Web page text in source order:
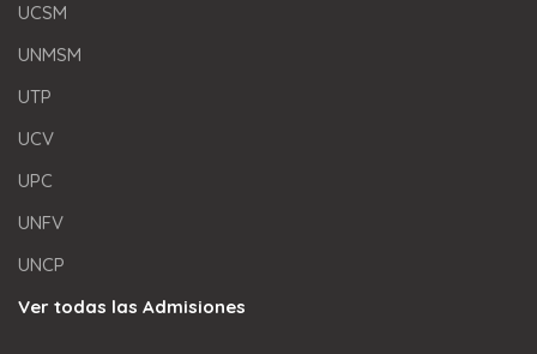
UCSM
UNMSM
UTP
UCV
UPC
UNFV
UNCP
Ver todas las Admisiones